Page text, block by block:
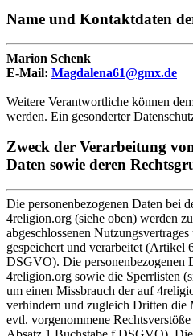
Name und Kontaktdaten
Marion Schenk
E-Mail: Magdalena61@gmx.de
Weitere Verantwortliche können
werden. Ein gesonderter
Zweck der Verarbeitung
Daten sowie deren
Die personenbezogenen Daten bei
4religion.org (siehe oben) werden
abgeschlossenen
gespeichert und verarbeitet (Artikel
DSGVO). Die personenbezogenen
4religion.org sowie die Sperrlisten
um einen Missbrauch der auf
verhindern und zugleich Dritten die
evtl. vorgenommene